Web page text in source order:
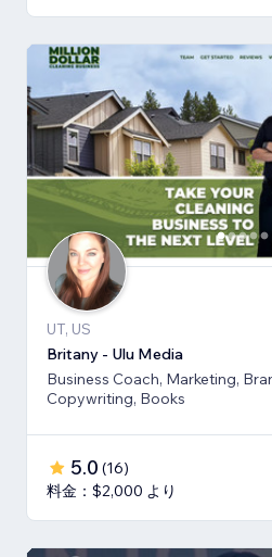
UT, US
Britany - Ulu Media
Business Coach, Marketing,
Copywriting, Books
5.0 (16)
料金：$2,000 より